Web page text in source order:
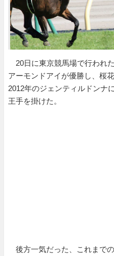
20日に東京競馬場で行われ
アーモンドアイが優勝し、桜
2012年のジェンティルドンナ
王手を掛けた。
後方一気だった、これまで